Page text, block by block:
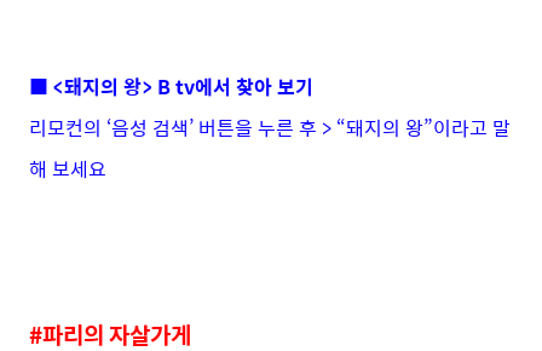
■ <돼지의 왕> B tv에서 찾아 보기
리모컨의 ‘음성 검색’ 버튼을 누른 후 > “돼지의 왕”이라고 말
해 보세요
#파리의 자살가게